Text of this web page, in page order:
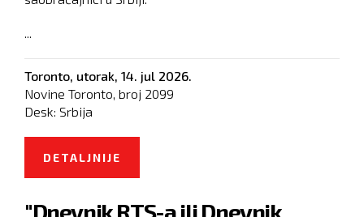
Toronto, utorak, 14. jul 2026.
Novine Toronto, broj 2099
Desk: Srbija
DETALJNIJE
NAĐE RUPU NA AUTO-PUTU
"Dnevnik RTS-a ili Dnevnik